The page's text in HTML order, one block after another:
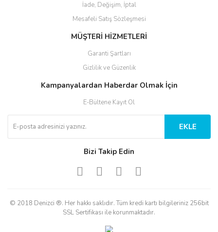
İade, Değişim, İptal
Mesafeli Satış Sözleşmesi
MÜŞTERİ HİZMETLERİ
Garanti Şartları
Gizlilik ve Güzenlik
Kampanyalardan Haberdar Olmak İçin
E-Bültene Kayıt Ol
EKLE
Bizi Takip Edin
© 2018 Denizci ®. Her hakkı saklıdır. Tüm kredi kartı bilgileriniz 256bit
SSL Sertifikası ile korunmaktadır.